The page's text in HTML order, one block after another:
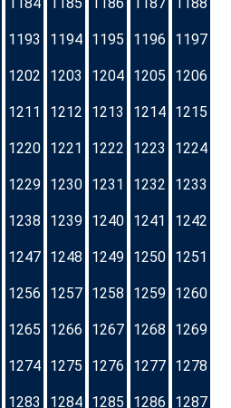
1193 1194 1195 1196 1197
1202 1203 1204 1205 1206
1211 1212 1213 1214 1215
1220 1221 1222 1223 1224
1229 1230 1231 1232 1233
1238 1239 1240 1241 1242
1247 1248 1249 1250 1251
1256 1257 1258 1259 1260
1265 1266 1267 1268 1269
1274 1275 1276 1277 1278
1283 1284 1285 1286 1287